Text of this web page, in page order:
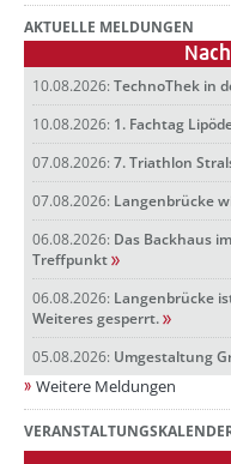
AKTUELLE MELDUNGEN
10.08.2026: TechnoThek in
10.08.2026: 1. Fachtag
07.08.2026: 7. Triathlon
07.08.2026: Langenbrücke
06.08.2026: Das Backhaus
Treffpunkt
06.08.2026: Langenbrücke
Weiteres gesperrt.
05.08.2026: Umgestaltung
Weitere Meldungen